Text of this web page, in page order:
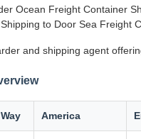
Ocean Freight Container
to Door Sea Freight
and shipping agent
America